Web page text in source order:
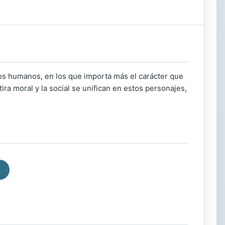
humanos, en los que importa más el carácter que
moral y la social se unifican en estos personajes,